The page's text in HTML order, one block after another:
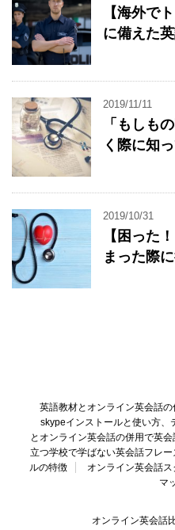
【海外で
に備えた
2019/11/11
「もしも
く際に知
2019/10/31
【困った
まった際
英語教材とオンライン英会話
skypeインストールと使い方、
とオンライン英会話の併用で英会
立つ学校で学ばない英会話フレー
ルの特徴
オンライン英会話ス
マ
オンライン英会話